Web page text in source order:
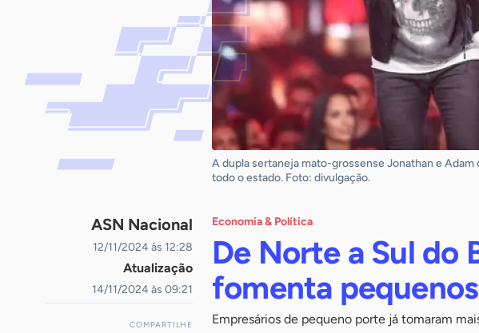
A dupla sertaneja mato-grossense Jonathan e
todo o estado. Foto: divulgação.
ASN Nacional
12/11/2024 às 12:28
Atualização
14/11/2024 às 09:21
COMPARTILHE
Economia & Política
De Norte a Sul do
fomenta
Empresários de pequeno porte já tomaram